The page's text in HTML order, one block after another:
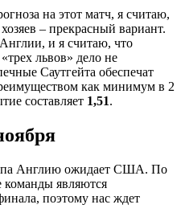
на этот матч, я считаю,
– прекрасный вариант.
и я считаю, что
львов» дело не
Саутгейта обеспечат
как минимум в 2
составляет 1,51.
Англию ожидает США. По
являются
поэтому нас ждет